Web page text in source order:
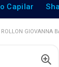
Capilar
ROLLON GIOVANNA